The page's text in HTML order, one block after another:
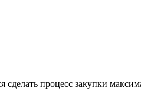
процесс закупки